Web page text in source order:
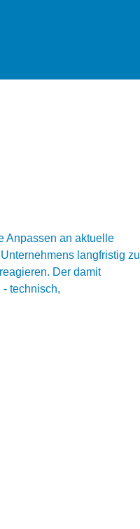
Anpassen an aktuelle
langfristig zu
Der damit
technisch,